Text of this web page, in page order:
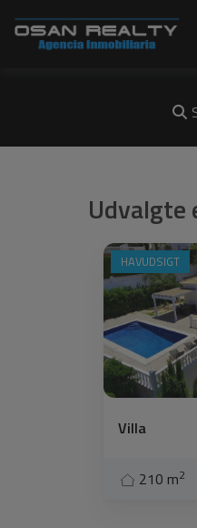
Udvalgte
HAVUDSIGT
Villa
210 m2